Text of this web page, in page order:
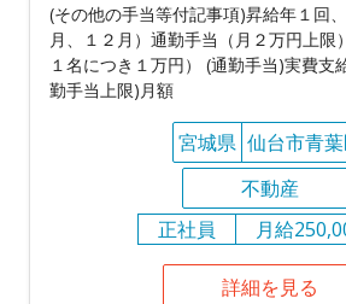
(その他の手当等付記事項)昇給年１回
月、１２月）通勤手当（月２万円上限
１名につき１万円） (通勤手当)実費支
勤手当上限)月額
宮城県 仙台市青
不動産
正社員
月給
詳細を見る